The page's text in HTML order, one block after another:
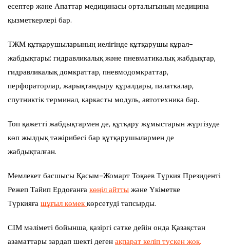
есептер және Апаттар медицинасы орталығының медицина
қызметкерлері бар.
ТЖМ құтқарушыларының иелігінде құтқарушы құрал-
жабдықтары: гидравликалық және пневматикалық жабдықтар,
гидравликалық домкраттар, пневмодомкраттар,
перфораторлар, жарықтандыру құралдары, палаткалар,
спутниктік терминал, каркасты модуль, автотехника бар.
Топ қажетті жабдықтармен де, құтқару жұмыстарын жүргізуде
көп жылдық тәжірибесі бар құтқарушылармен де
жабдықталған.
Мемлекет басшысы Қасым-Жомарт Тоқаев Түркия Президенті
Режеп Тайип Ердоғанға көңіл айтты және Үкіметке
Түркияға шұғыл көмеккөрсетуді тапсырды.
СІМ мәліметі бойынша, қазіргі сәтке дейін онда Қазақстан
азаматтары зардап шекті деген ақпарат келіп түскен жоқ.